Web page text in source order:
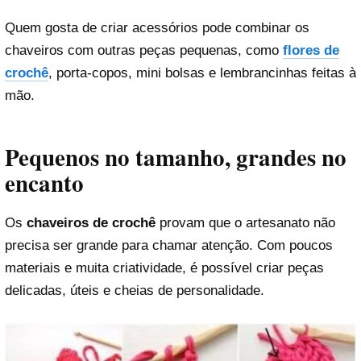
Quem gosta de criar acessórios pode combinar os
chaveiros com outras peças pequenas, como flores de
crochê, porta-copos, mini bolsas e lembrancinhas feitas à
mão.
Pequenos no tamanho, grandes no
encanto
Os chaveiros de crochê provam que o artesanato não
precisa ser grande para chamar atenção. Com poucos
materiais e muita criatividade, é possível criar peças
delicadas, úteis e cheias de personalidade.